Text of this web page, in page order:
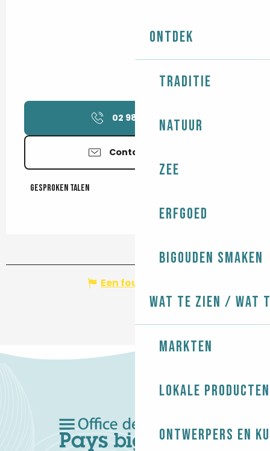
Ontdek
Traditie
Natuur
Zee
Erfgoed
Bigouden smaken
Wat te zien / Wat
Markten
Lokale producten
Ontwerpers en
02 98 87 40 ▒▒
Contacteer ons
Gesproken talen
Gesproken talen
Een fout melden